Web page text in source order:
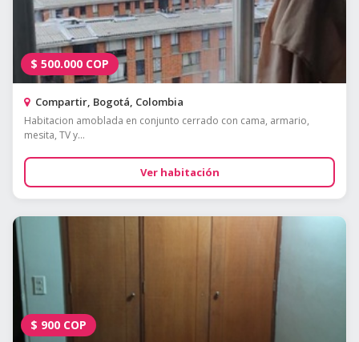
$ 500.000 COP
Compartir, Bogotá, Colombia
Habitacion amoblada en conjunto cerrado con cama, armario,
mesita, TV y...
Ver habitación
$ 900 COP